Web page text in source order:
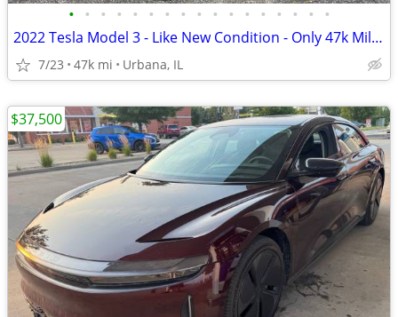
• • • • • • • • • • • • • • • • •
2022 Tesla Model 3 - Like New Condition - Only 47k Miles!
7/23 47k mi Urbana, IL
$37,500